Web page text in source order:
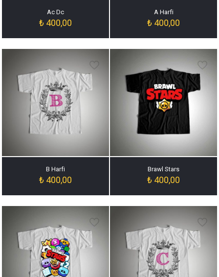
Ac Dc
₺ 400,00
A Harfi
₺ 400,00
B Harfi
₺ 400,00
Brawl Stars
₺ 400,00